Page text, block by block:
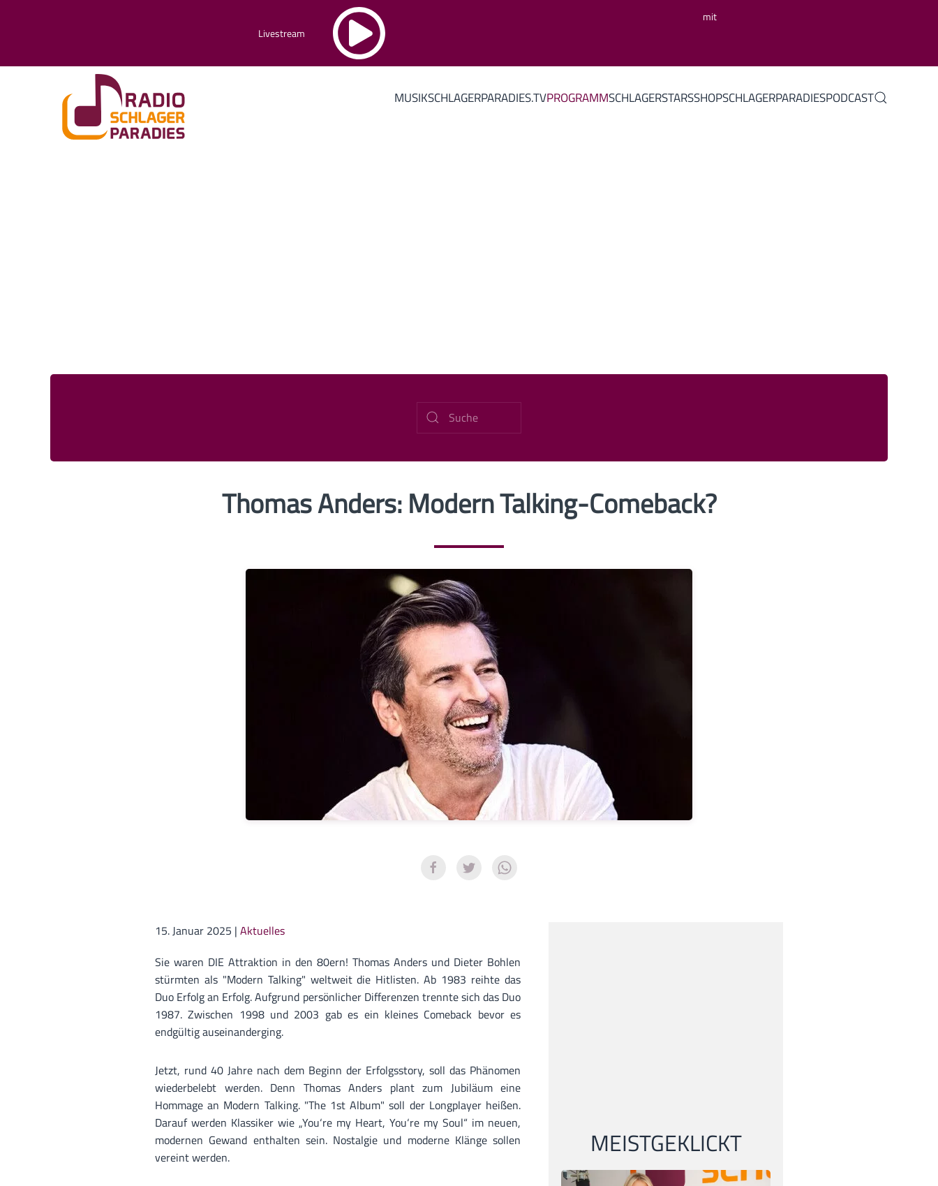
Livestream
mit
MUSIKSCHLAGERPARADIES.TVPROGRAMMSCHLAGERSTARSSHOPSCHLAGERPARADIESPODCAST
Thomas Anders: Modern Talking-Comeback?
15. Januar 2025 | Aktuelles
Sie waren DIE Attraktion in den 80ern! Thomas Anders und Dieter Bohlen
stürmten als "Modern Talking" weltweit die Hitlisten. Ab 1983 reihte das
Duo Erfolg an Erfolg. Aufgrund persönlicher Differenzen trennte sich das Duo
1987. Zwischen 1998 und 2003 gab es ein kleines Comeback bevor es
endgültig auseinanderging.
Jetzt, rund 40 Jahre nach dem Beginn der Erfolgsstory, soll das Phänomen
wiederbelebt werden. Denn Thomas Anders plant zum Jubiläum eine
Hommage an Modern Talking. "The 1st Album" soll der Longplayer heißen.
Darauf werden Klassiker wie „You‘re my Heart, You‘re my Soul“ im neuen,
modernen Gewand enthalten sein. Nostalgie und moderne Klänge sollen
vereint werden.
MEISTGEKLICKT